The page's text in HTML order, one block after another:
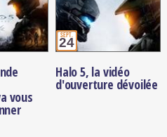
vous
sept.
24
Halo 5, la vidéo
d'ouverture dévoilée